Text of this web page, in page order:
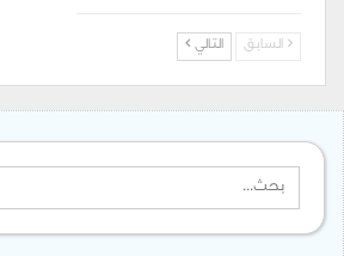
السابق التالي